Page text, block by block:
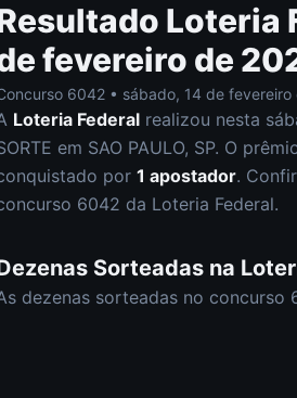
Loteria
fevereiro de
6042 • sábado, 14 de fevereiro
Loteria Federal realizou nesta
em SAO PAULO, SP. O
por 1 apostador.
6042 da Loteria Federal.
Sorteadas na
dezenas sorteadas no concurso